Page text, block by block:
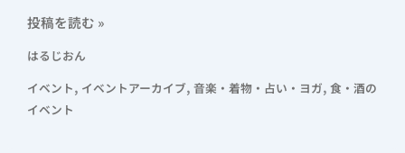
投稿を読む »
はるじおん
イベント, イベントアーカイブ, 音楽・着物・占い・ヨガ, 食・酒の
イベント